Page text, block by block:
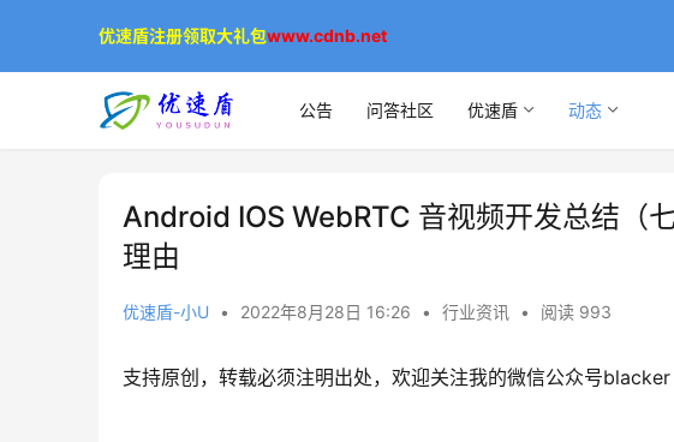
公告 问答社区 优速盾 动态
Android IOS WebRTC 音视频开发总结（
理由
优速盾-小U • 2022年8月28日 16:26 • 行业资讯 • 阅读 993
支持原创，转载必须注明出处，欢迎关注我的微信公众号
优速盾注册领取大礼包www.cdnb.net